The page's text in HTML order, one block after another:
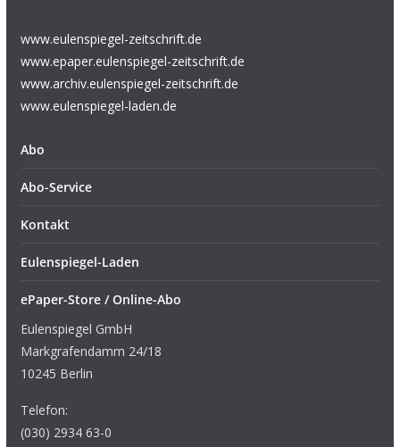
www.eulenspiegel-zeitschrift.de
www.epaper.eulenspiegel-zeitschrift.de
www.archiv.eulenspiegel-zeitschrift.de
www.eulenspiegel-laden.de
Abo
Abo-Service
Kontakt
Eulenspiegel-Laden
ePaper-Store / Online-Abo
Eulenspiegel GmbH
Markgrafendamm 24/18
10245 Berlin
Telefon:
(030) 2934 63-0